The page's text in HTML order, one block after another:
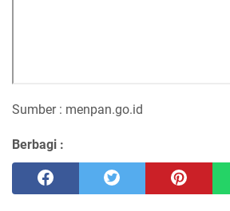
Sumber : menpan.go.id
Berbagi :